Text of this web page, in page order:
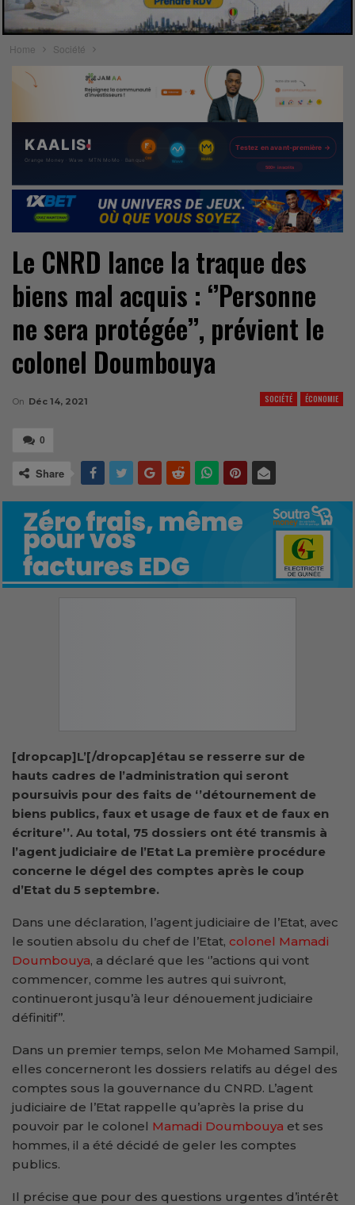
Home Société
Le CNRD lance la traque des
biens mal acquis : ‘’Personne
ne sera protégée’’, prévient le
colonel Doumbouya
SOCIÉTÉ ÉCONOMIE
On Déc 14, 2021
0
Share
[dropcap]L’[/dropcap]étau se resserre sur de
hauts cadres de l’administration qui seront
poursuivis pour des faits de ‘’détournement de
biens publics, faux et usage de faux et de faux en
écriture’’. Au total, 75 dossiers ont été transmis à
l’agent judiciaire de l’Etat La première procédure
concerne le dégel des comptes après le coup
d’Etat du 5 septembre.
Dans une déclaration, l’agent judiciaire de l’Etat, avec
le soutien absolu du chef de l’Etat, colonel Mamadi
Doumbouya, a déclaré que les ‘’actions qui vont
commencer, comme les autres qui suivront,
continueront jusqu’à leur dénouement judiciaire
définitif’’.
Dans un premier temps, selon Me Mohamed Sampil,
elles concerneront les dossiers relatifs au dégel des
comptes sous la gouvernance du CNRD. L’agent
judiciaire de l’Etat rappelle qu’après la prise du
pouvoir par le colonel Mamadi Doumbouya et ses
hommes, il a été décidé de geler les comptes
publics.
Il précise que pour des questions urgentes d’intérêt